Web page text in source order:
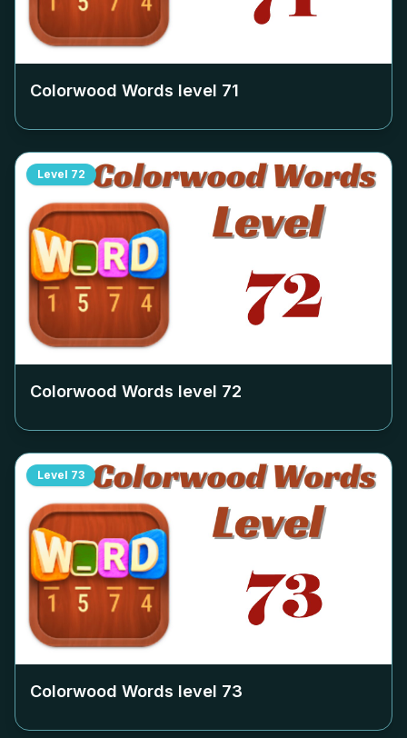
Colorwood Words level 71
Level 72
Colorwood Words level 72
Level 73
Colorwood Words level 73